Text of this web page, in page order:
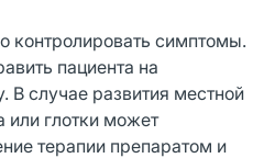
контролировать симптомы.
пациента на
В случае развития местной
или глотки может
терапии препаратом и